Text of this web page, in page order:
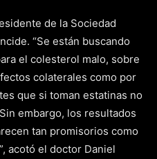
de la Sociedad
“Se están buscando
el colesterol malo, sobre
colaterales como por
que si toman estatinas no
embargo, los resultados
tan promisorios como
acotó el doctor Daniel